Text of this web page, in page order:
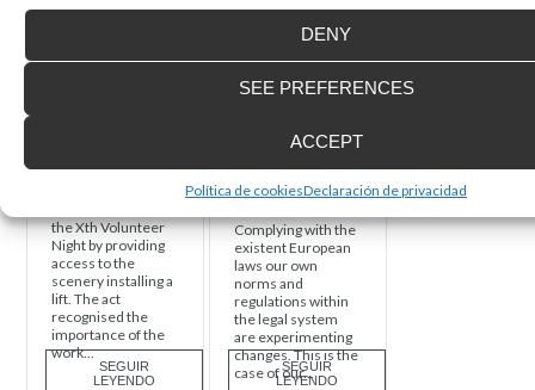
ACCEPT
DENY
SEE PREFERENCES
Política de cookiesDeclaración de privacidad
the Xth Volunteer
Night by providing
access to the
scenery installing a
lift. The act
recognised the
importance of the
work...
SEGUIR
LEYENDO
mandate on low
speed elevating
equipment
Complying with the
existent European
laws our own
norms and
regulations within
the legal system
are experimenting
changes. This is the
case of our...
SEGUIR
LEYENDO